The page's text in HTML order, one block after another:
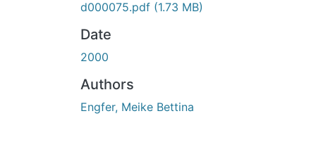
d000075.pdf (1.73 MB)
Date
2000
Authors
Engfer, Meike Bettina